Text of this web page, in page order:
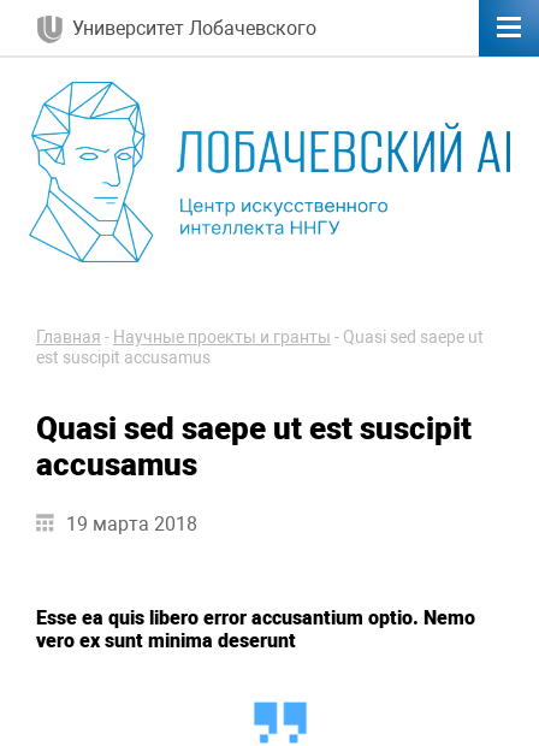
Университет Лобачевского
Главная - Научные проекты и гранты - Quasi sed saepe ut
est suscipit accusamus
Quasi sed saepe ut est suscipit
accusamus
19 марта 2018
Esse ea quis libero error accusantium optio. Nemo
vero ex sunt minima deserunt